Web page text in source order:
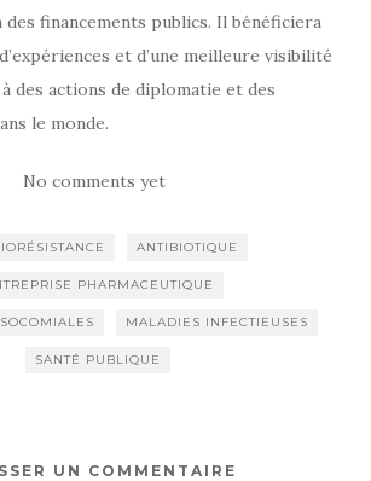
des financements publics. Il bénéficiera
et d’une meilleure visibilité
des actions de diplomatie et des
le monde.
No comments yet
ANTIBIOTIQUE
PHARMACEUTIQUE
MALADIES INFECTIEUSES
SANTÉ PUBLIQUE
UN COMMENTAIRE